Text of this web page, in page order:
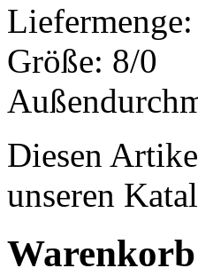
Größe: 8/0
Diesen
unseren
Warenkorb